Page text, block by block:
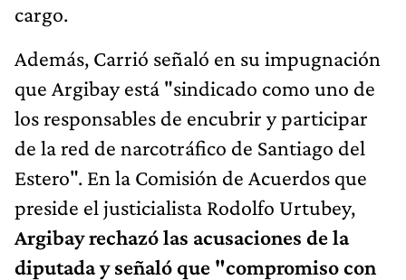
cargo.
Además, Carrió señaló en su impugnación
que Argibay está "sindicado como uno de
los responsables de encubrir y participar
de la red de narcotráfico de Santiago del
Estero". En la Comisión de Acuerdos que
preside el justicialista Rodolfo Urtubey,
Argibay rechazó las acusaciones de la
diputada y señaló que "compromiso con